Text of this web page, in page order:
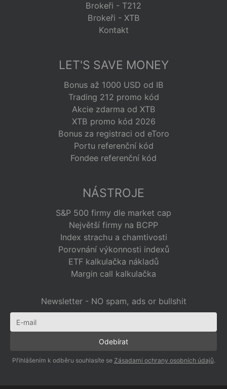
Brokeři - T212
Brokeři - XTB
Kontakt
LET'S SAVE MONEY
Bonus až 1000 USD od IB
Trading 212 promo kód
Akcie zdarma od XTB
XTB promo kód 2026
Bonus za registraci od eToro
Portu referenční kód
Fondee referenční kód
NÁSTROJE
S&P 500 firmy dle market cap
Největší firmy na BCPP
Index strachu a chamtivosti
Porovnání výkonnosti indexů
ETF kalkulačka nákladů
Margin call kalkulačka
Newsletter - NO spam, ads or bullshit
Přihlášením k odběru souhlasíte se Zásadami ochrany osobních údajů.